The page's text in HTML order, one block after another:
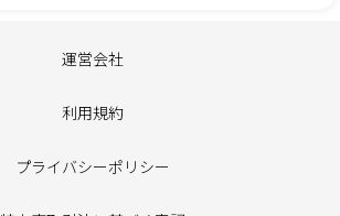
運営会社
利用規約
プライバシーポリシー